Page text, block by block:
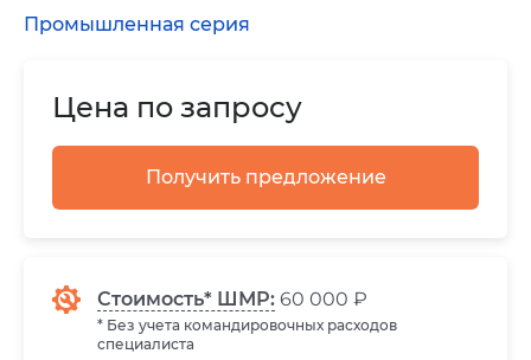
Цена по запросу
Получить предложение
Стоимость* ШМР: 60 000 ₽
* Без учета командировочных расходов
специалиста
Промышленная серия